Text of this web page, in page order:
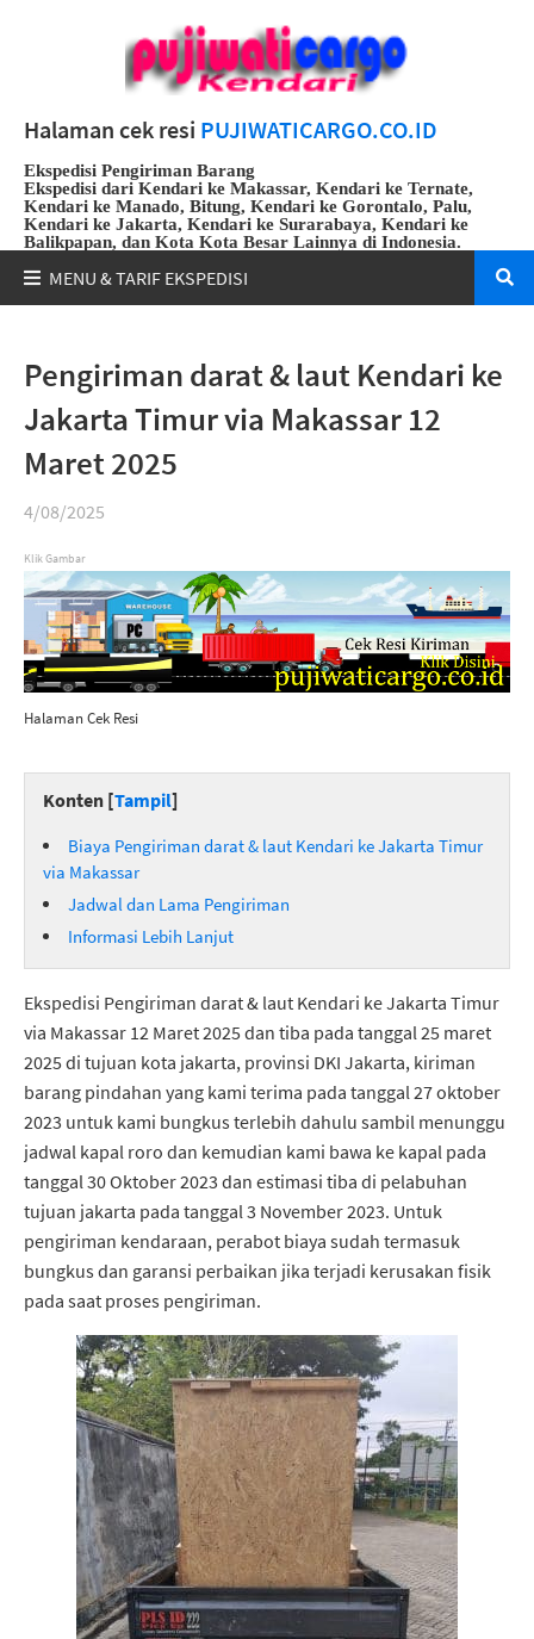
Halaman cek resi PUJIWATICARGO.CO.ID
Ekspedisi Pengiriman Barang
Ekspedisi dari Kendari ke Makassar, Kendari ke Ternate,
Kendari ke Manado, Bitung, Kendari ke Gorontalo, Palu,
Kendari ke Jakarta, Kendari ke Surarabaya, Kendari ke
Balikpapan, dan Kota Kota Besar Lainnya di Indonesia.
Pengiriman darat & laut Kendari ke
Jakarta Timur via Makassar 12
Maret 2025
4/08/2025
Klik Gambar
Halaman Cek Resi
Konten [Tampil]
Biaya Pengiriman darat & laut Kendari ke Jakarta Timur
via Makassar
Jadwal dan Lama Pengiriman
Informasi Lebih Lanjut
Ekspedisi Pengiriman darat & laut Kendari ke Jakarta Timur
via Makassar 12 Maret 2025 dan tiba pada tanggal 25 maret
2025 di tujuan kota jakarta, provinsi DKI Jakarta, kiriman
barang pindahan yang kami terima pada tanggal 27 oktober
2023 untuk kami bungkus terlebih dahulu sambil menunggu
jadwal kapal roro dan kemudian kami bawa ke kapal pada
tanggal 30 Oktober 2023 dan estimasi tiba di pelabuhan
tujuan jakarta pada tanggal 3 November 2023. Untuk
pengiriman kendaraan, perabot biaya sudah termasuk
bungkus dan garansi perbaikan jika terjadi kerusakan fisik
pada saat proses pengiriman.